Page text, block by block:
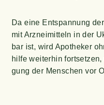
Da eine Ent­span­nung
mit Arz­nei­mit­teln in der
bar ist, wird Apo­the­ker
hil­fe wei­ter­hin
gung der Men­schen vor